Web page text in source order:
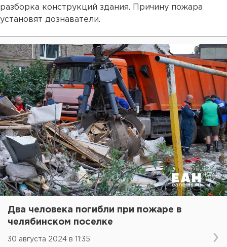
разборка конструкций здания. Причину пожара
установят дознаватели.
Два человека погибли при пожаре в
челябинском поселке
30 августа 2024 в 11:35